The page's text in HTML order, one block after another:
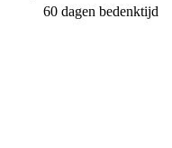
60 dagen bedenktijd